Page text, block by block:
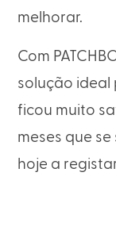
melhorar.
Com
solução ideal
ficou muito
meses que
hoje a